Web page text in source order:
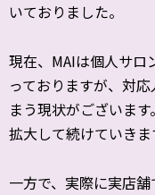
いておりました。
現在、MAIは個人サロ
っておりますが、対
まう現状がございま
拡大して続けていきま
一方で、実際に実店